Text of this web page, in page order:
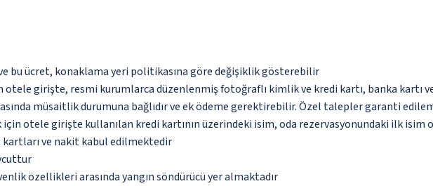
bu ücret, konaklama yeri politikasına göre değişiklik gösterebilir
otele girişte, resmi kurumlarca düzenlenmiş fotoğraflı kimlik ve kredi kartı, banka kartı
müsaitlik durumuna bağlıdır ve ek ödeme gerektirebilir. Özel talepler garanti
otele girişte kullanılan kredi kartının üzerindeki isim, oda rezervasyonundaki ilk isim
ve nakit kabul edilmektedir
özellikleri arasında yangın söndürücü yer almaktadır